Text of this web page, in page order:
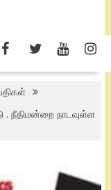
நீதிமன்றை நாடவுள்ள